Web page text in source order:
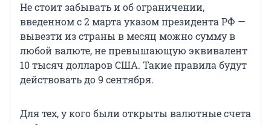
Не стоит забывать и об ограничении,
введенном с 2 марта указом президента РФ —
вывезти из страны в месяц можно сумму в
любой валюте, не превышающую эквивалент
10 тысяч долларов США. Такие правила будут
действовать до 9 сентября.
Для тех, у кого были открыты валютные счета